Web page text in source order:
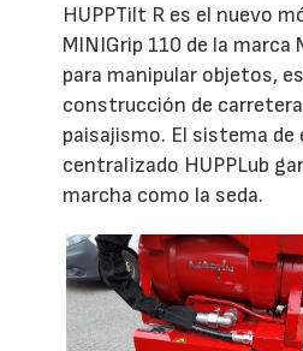
HUPPTilt R es el nuevo
MINIGrip 110 de la marca
para manipular objetos,
construcción de
paisajismo. El sistema de
centralizado HUPPLub
marcha como la seda.